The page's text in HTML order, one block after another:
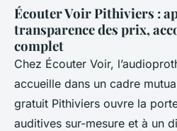
Écouter Voir Pithiviers :
transparence des prix,
complet
Chez Écouter Voir,
accueille dans un cadre
gratuit Pithiviers ouvre la
auditives sur-mesure et à un